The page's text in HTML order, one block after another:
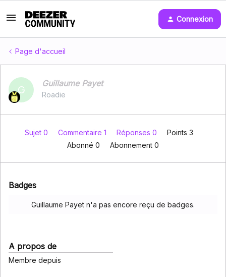
Connexion
Page d'accueil
G
Guillaume Payet
Roadie
Sujet 0 Commentaire 1 Réponses 0
Points 3
Abonné 0 Abonnement 0
Badges
Guillaume Payet n'a pas encore reçu de badges.
A propos de
Membre depuis